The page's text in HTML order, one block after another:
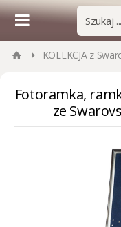
KOLEKCJA z
Fotoramka,
ze